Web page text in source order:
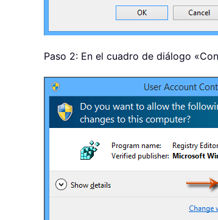
Paso 2: En el cuadro de diálogo